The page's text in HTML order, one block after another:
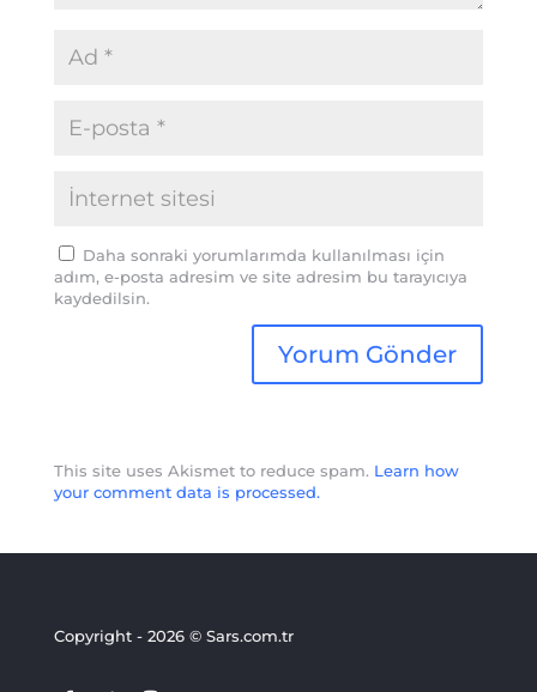
Daha sonraki yorumlarımda kullanılması için
adım, e-posta adresim ve site adresim bu tarayıcıya
kaydedilsin.
This site uses Akismet to reduce spam. Learn how
your comment data is processed.
Copyright - 2026 © Sars.com.tr